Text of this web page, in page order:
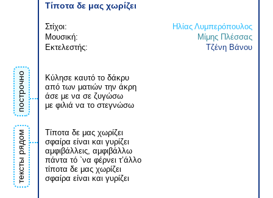
построчно
тексты рядом
Τίποτα δε μας χωρίζει
Στίχοι:
Ηλίας Λυμπερόπουλος
Μουσική:
Μίμης Πλέσσας
Εκτελεστής:
Τζένη Βάνου
Κύλησε καυτό το δάκρυ
από των ματιών την άκρη
άσε με να σε ζυγώσω
με φιλιά να το στεγνώσω
Τίποτα δε μας χωρίζει
σφαίρα είναι και γυρίζει
αμφιβάλλεις, αμφιβάλλω
πάντα τό `να φέρνει τ’άλλο
τίποτα δε μας χωρίζει
σφαίρα είναι και γυρίζει